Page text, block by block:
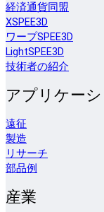
経済通貨同盟
XSPEE3D
ワープSPEE3D
LightSPEE3D
技術者の紹介
アプリケー
遠征
製造
リサーチ
部品例
産業